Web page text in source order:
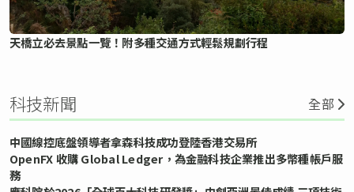
天橋立必去景點一覽！附多種交通方式輕鬆規劃行程
科技新聞 全部
中國線控底盤領導者拿森科技成功登陸香港交易所
OpenFX 收購 Global Ledger，為金融科技企業推出多幣種帳戶服
務